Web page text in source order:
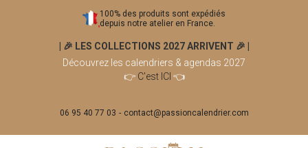
100% des produits sont expédiés
depuis notre atelier en France.
| 🎉 LES COLLECTIONS 2027 ARRIVENT 🎉
Découvrez les calendriers & agendas 2027
👉 C'est ICI 👈
06 95 40 77 03 contact@passioncalendrier.com